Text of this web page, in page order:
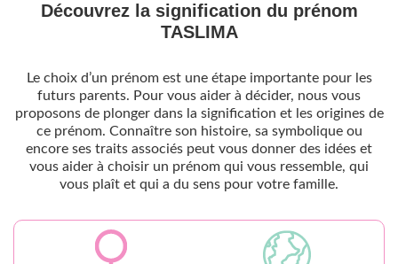
Découvrez la signification du prénom
TASLIMA
Le choix d’un prénom est une étape importante pour les
futurs parents. Pour vous aider à décider, nous vous
proposons de plonger dans la signification et les origines de
ce prénom. Connaître son histoire, sa symbolique ou
encore ses traits associés peut vous donner des idées et
vous aider à choisir un prénom qui vous ressemble, qui
vous plaît et qui a du sens pour votre famille.